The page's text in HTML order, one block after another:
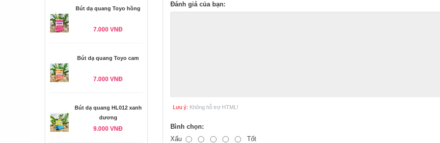
Bút dạ quang Toyo hồng
7.000 VNĐ
Bút dạ quang Toyo cam
7.000 VNĐ
Bút dạ quang HL012 xanh
dương
9.000 VNĐ
Đánh giá của bạn:
Lưu ý: Không hỗ trợ HTML!
Bình chọn:
Xấu
Tốt